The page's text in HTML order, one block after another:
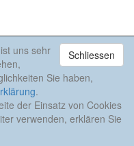
Schliessen
uns sehr
Sie haben,
.
der Einsatz von Cookies
verwenden, erklären Sie